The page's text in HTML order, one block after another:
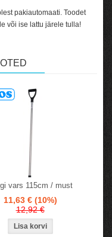
pakiautomaati. Toodet
või ise lattu järele tulla!
vars 115cm / must
11,63 € (10%)
12,92 €